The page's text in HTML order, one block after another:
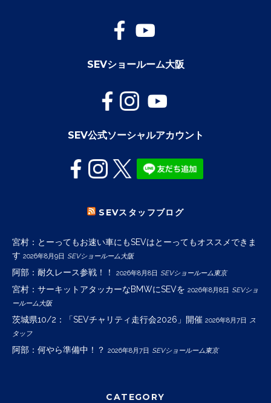
SEVショールーム大阪
SEV公式ソーシャルアカウント
SEVスタッフブログ
宮村：とーってもお速い車にもSEVはとーってもオススメできま
す 2026年8月9日 SEVショールーム大阪
阿部：耐久レース参戦！！ 2026年8月8日 SEVショールーム東京
宮村：サーキットアタッカーなBMWにSEVを 2026年8月8日 SEVショ
ールーム大阪
茨城県10/2：「SEVチャリティ走行会2026」開催 2026年8月7日
ス
タッフ
阿部：何やら準備中！？ 2026年8月7日 SEVショールーム東京
CATEGORY